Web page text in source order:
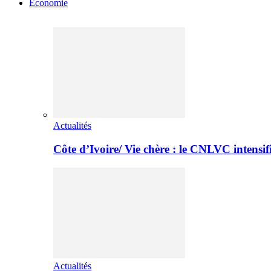
Economie
Actualités
Côte d’Ivoire/ Vie chère : le CNLVC
Actualités